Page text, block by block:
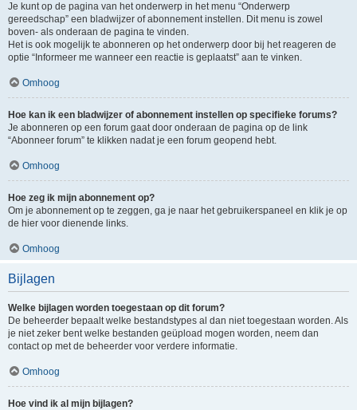
Je kunt op de pagina van het onderwerp in het menu “Onderwerp
gereedschap” een bladwijzer of abonnement instellen. Dit menu is zowel
boven- als onderaan de pagina te vinden.
Het is ook mogelijk te abonneren op het onderwerp door bij het reageren de
optie “Informeer me wanneer een reactie is geplaatst” aan te vinken.
Omhoog
Hoe kan ik een bladwijzer of abonnement instellen op specifieke forums?
Je abonneren op een forum gaat door onderaan de pagina op de link
“Abonneer forum” te klikken nadat je een forum geopend hebt.
Omhoog
Hoe zeg ik mijn abonnement op?
Om je abonnement op te zeggen, ga je naar het gebruikerspaneel en klik je op
de hier voor dienende links.
Omhoog
Bijlagen
Welke bijlagen worden toegestaan op dit forum?
De beheerder bepaalt welke bestandstypes al dan niet toegestaan worden. Als
je niet zeker bent welke bestanden geüpload mogen worden, neem dan
contact op met de beheerder voor verdere informatie.
Omhoog
Hoe vind ik al mijn bijlagen?